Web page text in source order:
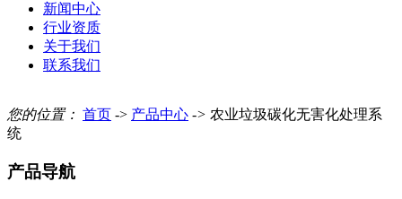
新闻中心
行业资质
关于我们
联系我们
您的位置： 首页 -> 产品中心 -> 农业垃圾碳化无害化处理系
统
产品导航